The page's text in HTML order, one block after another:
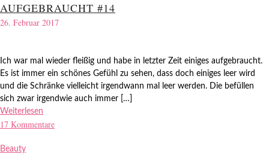
AUFGEBRAUCHT #14
26. Februar 2017
Ich war mal wieder fleißig und habe in letzter Zeit einiges aufgebraucht.
Es ist immer ein schönes Gefühl zu sehen, dass doch einiges leer wird
und die Schränke vielleicht irgendwann mal leer werden. Die befüllen
sich zwar irgendwie auch immer […]
Weiterlesen
17 Kommentare
Beauty